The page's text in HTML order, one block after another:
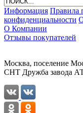
Информация Правила
конфиденциальности
О Компании
Отзывы покупателей
Москва, поселение
СНТ Дружба завода